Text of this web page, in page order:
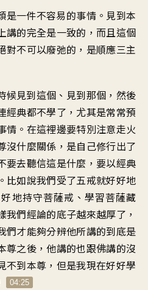
是一件不容易的事情。 見到本
講的完全是一致的 ，而且這個
對不可以廢弛的 ， 是順應三主
候見到這個、見到那個 ， 然後
經典都不學了 ， 尤其是常常預
情 。 在這裡邊要特別注意走火
沒什麼關係 ， 是自己修行出了
要去聽信這是什麼 ，要以經典
。 比如說我們受了五戒就好好地
地持守菩薩戒 、 學習菩薩藏
我們經論的底子越來越厚了 ，
們才能夠分辨他所講的到底是
尊之後 ，他講的也跟佛講的沒
不到本尊 ， 但是我現在好好學
04:25